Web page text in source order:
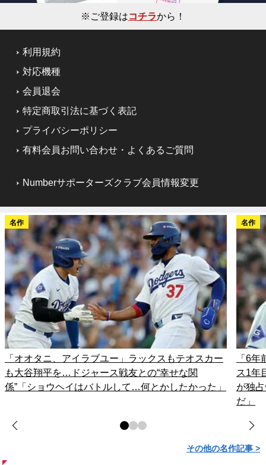
※ご登録はコチラから！
利用規約
対応機種
会員退会
特定商取引法に基づく表記
プライバシーポリシー
有料会員お問い合わせ・よくあるご質問
Numberサポーターズクラブ会員情報変更
名作
「オオタニ、アイラブユー」ラックスもテオスカー
も大谷翔平を…ドジャース戦友との“幸せな関
係”「ショウヘイはバトルして…何とかしたかった」
名作
「6
ス1年
が独
だ」
その他の名作記事 >